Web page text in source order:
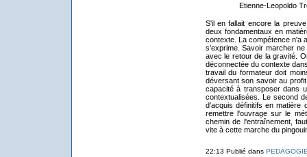
Etienne-Leopoldo
S'il en fallait encore la
deux fondamentaux en
contexte. La compétence n'a
s'exprime. Savoir marcher
avec le retour de la gravité.
déconnectée du contexte
travail du formateur doit
déversant son savoir au
capacité à transposer dans
contextualisées. Le second
d'acquis définitifs en matière
remettre l'ouvrage sur le
chemin de l'entraînement,
vite à cette marche du
22:13 Publié dans